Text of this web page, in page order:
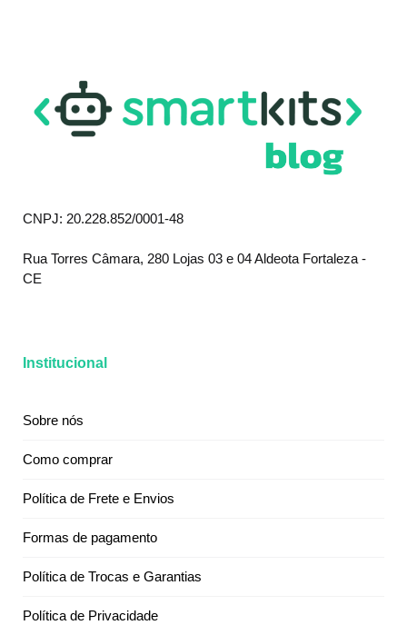
CNPJ: 20.228.852/0001-48
Rua Torres Câmara, 280 Lojas 03 e 04 Aldeota Fortaleza -
CE
Institucional
Sobre nós
Como comprar
Política de Frete e Envios
Formas de pagamento
Política de Trocas e Garantias
Política de Privacidade